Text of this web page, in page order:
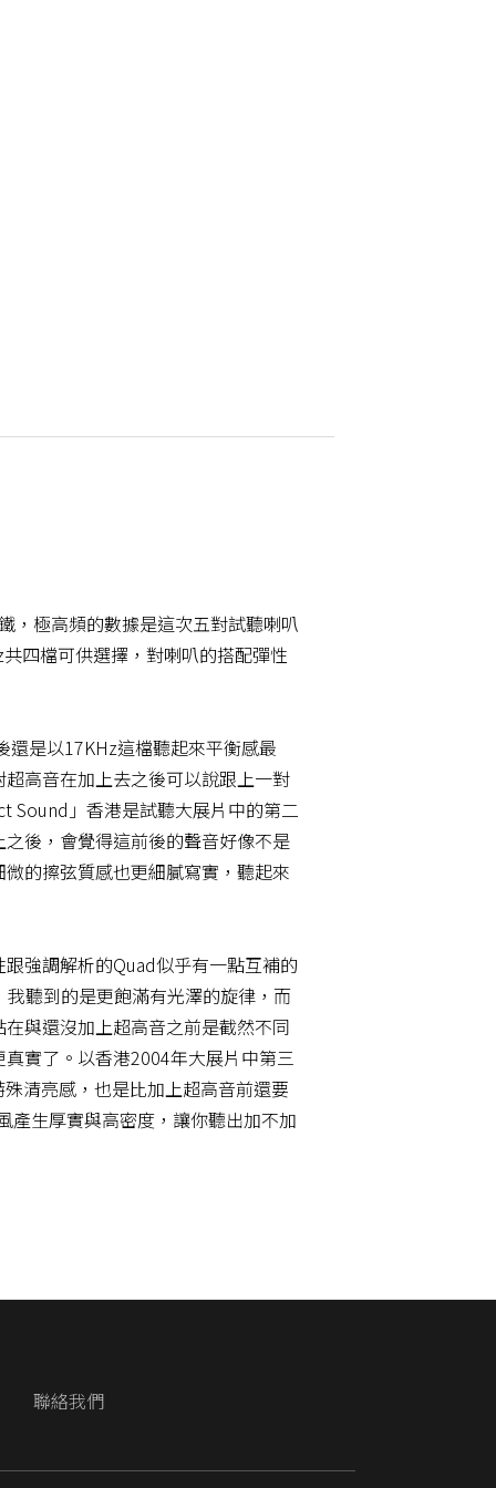
，極高頻的數據是這次五對試聽喇叭
四檔可供選擇，對喇叭的搭配彈性
還是以17KHz這檔聽起來平衡感最
高音在加上去之後可以說跟上一對
Sound」香港是試聽大展片中的第二
後，會覺得這前後的聲音好像不是
的擦弦質感也更細膩寫實，聽起來
強調解析的Quad似乎有一點互補的
聽到的是更飽滿有光澤的旋律，而
與還沒加上超高音之前是截然不同
實了。以香港2004年大展片中第三
清亮感，也是比加上超高音前還要
產生厚實與高密度，讓你聽出加不加
聯絡我們